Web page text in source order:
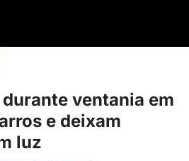
ventania em
e deixam
luz